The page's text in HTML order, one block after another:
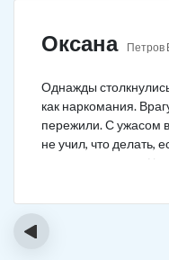
Оксана Петров
Однажды
как наркомания.
пережили. С ужасом
не учил, что делать,
наркозависимым.
думали, что все
попробовать и
‹